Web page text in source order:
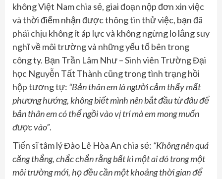
không Việt Nam chia sẻ, giai đoạn nộp đơn xin việc
và thời điểm nhận được thông tin thử việc, bạn đã
phải chịu không ít áp lực và không ngừng lo lắng suy
nghĩ về môi trường và những yếu tố bên trong
công ty. Bạn Trần Lâm Như – Sinh viên Trường Đại
học Nguyễn Tất Thành cũng trong tình trạng hồi
hộp tương tự: “Bản thân em là người cảm thấy mất
phương hướng, không biết mình nên bắt đầu từ đâu để
bản thân em có thể ngồi vào vị trí mà em mong muốn
được vào”.
Tiến sĩ tâm lý Đào Lê Hòa An chia sẻ: “Không nên quá
căng thẳng, chắc chắn rằng bất kì một ai đó trong một
môi trường mới, họ đều cần một khoảng thời gian để